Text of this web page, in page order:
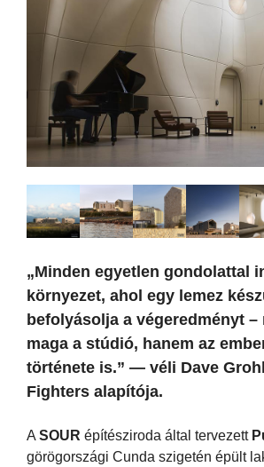
„Minden egyetlen gondolattal
környezet, ahol egy lemez
befolyásolja a végeredményt –
maga a stúdió, hanem az
története is.” — véli Dave
Fighters alapítója.
A SOUR építésziroda által tervezett
görögországi Cunda szigetén épült